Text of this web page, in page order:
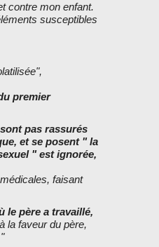
contre mon enfant.
susceptibles
premier
pas rassurés
et se posent " la
" est ignorée,
faisant
le père a travaillé,
la faveur du père,